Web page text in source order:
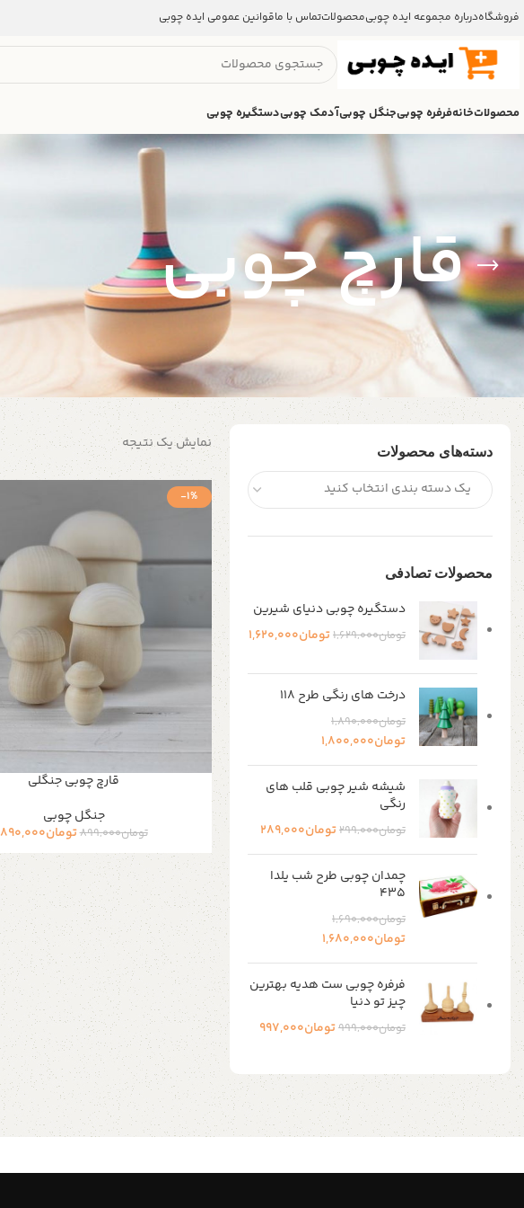
فروشگاهدرباره مجموعه ایده چوبیمحصولاتتماس با ماقوانین عمومی ایده چوبی
محصولاتخانهفرفره چوبیجنگل چوبیآدمک چوبیدستگیره چوبی
قارچ چوبی
دسته‌های محصولات
یک دسته بندی انتخاب کنید
محصولات تصادفی
دستگیره چوبی دنیای شیرین
تومان1,629,000تومان1,620,000
درخت های رنگی طرح ۱۱۸
تومان1,890,000
تومان1,800,000
شیشه شیر چوبی قلب های
رنگی
تومان299,000تومان289,000
چمدان چوبی طرح شب یلدا
۴۳۵
تومان1,690,000
تومان1,680,000
فرفره چوبی ست هدیه بهترین
چیز تو دنیا
تومان999,000تومان997,000
Shop Now
نمایش یک نتیجه
-1%
قارچ چوبی جنگلی
جنگل چوبی
تومان899,000تومان890,000